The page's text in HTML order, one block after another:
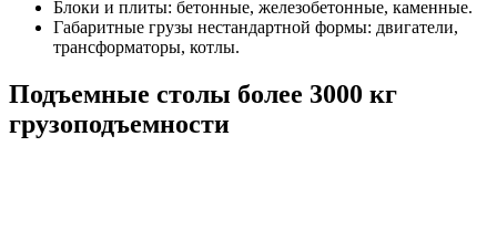
Блоки и плиты: бетонные, железобетонные, каменные.
Габаритные грузы нестандартной формы: двигатели,
трансформаторы, котлы.
Подъемные столы более 3000 кг
грузоподъемности